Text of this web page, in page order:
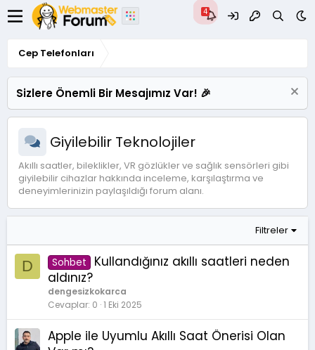
Cep Telefonları
Sizlere Önemli Bir Mesajımız Var! 🎉
Giyilebilir Teknolojiler
Akıllı saatler, bileklikler, VR gözlükler ve sağlık sensörleri gibi
giyilebilir cihazlar hakkında inceleme, karşılaştırma ve
deneyimlerinizin paylaşıldığı forum alanı.
Filtreler
D Sohbet
Kullandığınız akıllı saatleri neden
aldınız?
dengesizkokarca
Cevaplar 0 1 Eki 2025
Apple ile Uyumlu Akıllı Saat Önerisi Olan